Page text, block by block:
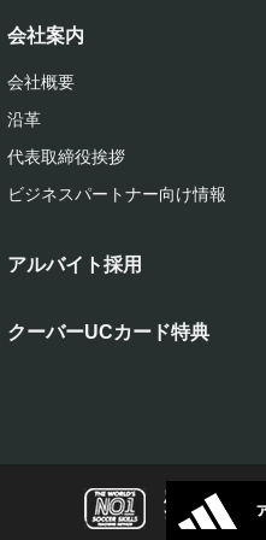
会社案内
会社概要
沿革
代表取締役挨拶
ビジネスパートナー向け情報
アルバイト採用
クーバーUCカード特典